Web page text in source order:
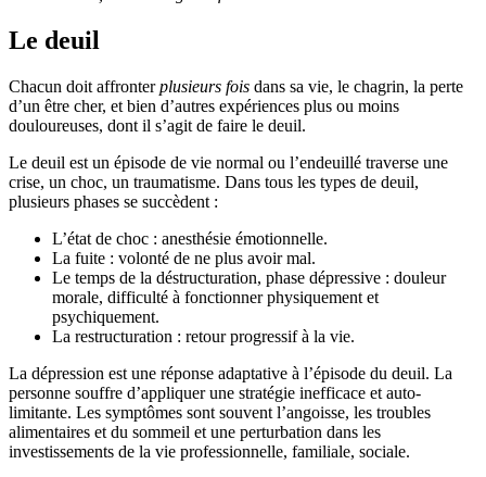
Le deuil
Chacun doit affronterplusieurs fois dans sa vie, le chagrin, la perte
d’un être cher, et bien d’autres expériences plus ou moins
douloureuses, dont il s’agit de faire le deuil.
Le deuil est un épisode de vie normal ou l’endeuillé traverse une
crise, un choc, un traumatisme. Dans tous les types de deuil,
plusieurs phases se succèdent :
L’état de choc : anesthésie émotionnelle.
La fuite : volonté de ne plus avoir mal.
Le temps de la déstructuration, phase dépressive : douleur
morale, difficulté à fonctionner physiquement et
psychiquement.
La restructuration : retour progressif à la vie.
La dépression est une réponse adaptative à l’épisode du deuil. La
personne souffre d’appliquer une stratégie inefficace et auto-
limitante. Les symptômes sont souvent l’angoisse, les troubles
alimentaires et du sommeil et une perturbation dans les
investissements de la vie professionnelle, familiale, sociale.